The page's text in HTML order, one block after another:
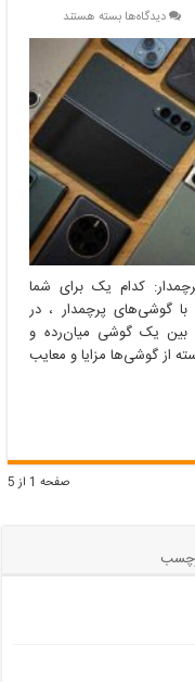
دیدگاه‌هابرای
مقایسه
گوشی‌های
گوشی‌های
پرچمدار
بسته هستند
کدام یک برای شما
گوشی‌های پرچمدار ، در
بین یک گوشی میان‌رده و
از گوشی‌ها مزایا و معایب
صفحه 1 از 5